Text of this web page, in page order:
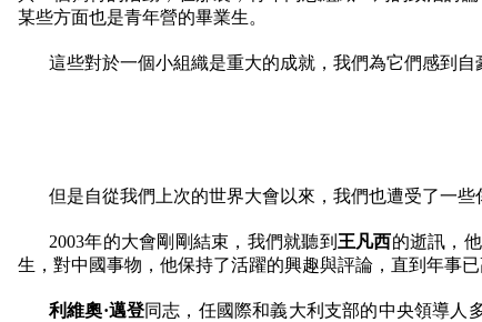
某些方面也是青年營的畢業生。
這些對於一個小組織是重大的成就，我們為它們感到
但是自從我們上次的世界大會以來，我們也遭受了一
2003年的大會剛剛結束，我們就聽到 王凡西的逝訊，
生，對中國事物，他保持了活躍的興趣與評論，直到年事已
利維奧·邁登同志，任國際和義大利支部的中央領導人